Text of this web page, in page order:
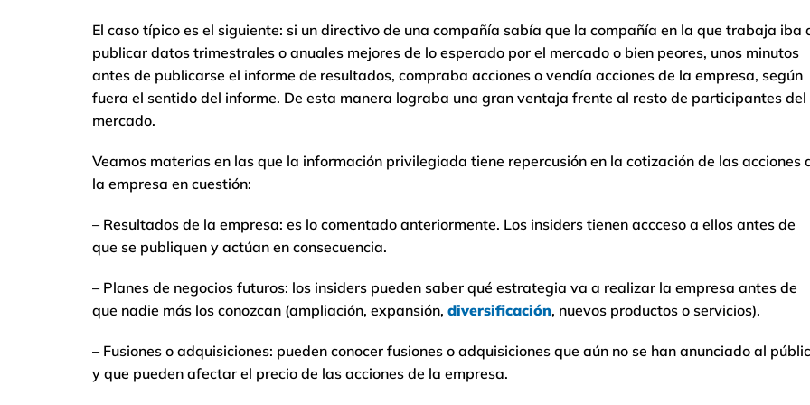
El caso típico es el siguiente: si un directivo de una compañía sabía que la compañía en la que trabaja iba
publicar datos trimestrales o anuales mejores de lo esperado por el mercado o bien peores, unos minutos
antes de publicarse el informe de resultados, compraba acciones o vendía acciones de la empresa, según
fuera el sentido del informe. De esta manera lograba una gran ventaja frente al resto de participantes del
mercado.
Veamos materias en las que la información privilegiada tiene repercusión en la cotización de las acciones
la empresa en cuestión:
– Resultados de la empresa: es lo comentado anteriormente. Los insiders tienen accceso a ellos antes de
que se publiquen y actúan en consecuencia.
– Planes de negocios futuros: los insiders pueden saber qué estrategia va a realizar la empresa antes de
que nadie más los conozcan (ampliación, expansión, diversificación, nuevos productos o servicios).
– Fusiones o adquisiciones: pueden conocer fusiones o adquisiciones que aún no se han anunciado al
y que pueden afectar el precio de las acciones de la empresa.